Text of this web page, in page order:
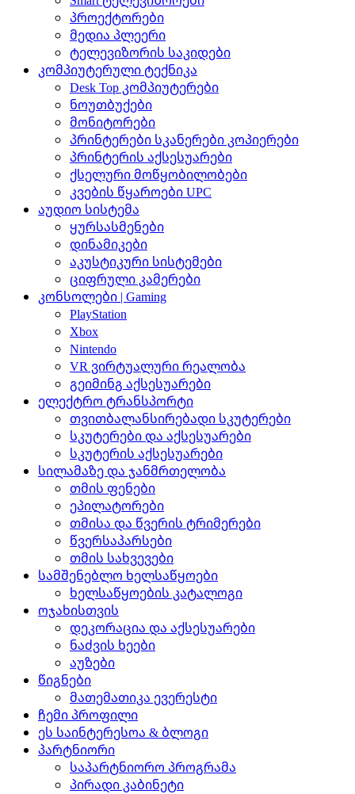
პროექტორები
მედია პლეერი
ტელევიზორის საკიდები
კომპიუტერული ტექნიკა
Desk Top კომპიუტერები
ნოუთბუქები
მონიტორები
პრინტერები სკანერები კოპიერები
პრინტერის აქსესუარები
ქსელური მოწყობილობები
კვების წყაროები UPC
აუდიო სისტემა
ყურსასმენები
დინამიკები
აკუსტიკური სისტემები
ციფრული კამერები
კონსოლები | Gaming
PlayStation
Xbox
Nintendo
VR ვირტუალური რეალობა
გეიმინგ აქსესუარები
ელექტრო ტრანსპორტი
თვითბალანსირებადი სკუტერები
სკუტერები და აქსესუარები
სკუტერის აქსესუარები
სილამაზე და ჯანმრთელობა
თმის ფენები
ეპილატორები
თმისა და წვერის ტრიმერები
წვერსაპარსები
თმის სახვევები
სამშენებლო ხელსაწყოები
ხელსაწყოების კატალოგი
ოჯახისთვის
დეკორაცია და აქსესუარები
ნაძვის ხეები
აუზები
წიგნები
მათემათიკა ევერესტი
ჩემი პროფილი
ეს საინტერესოა & ბლოგი
პარტნიორი
საპარტნიორო პროგრამა
პირადი კაბინეტი